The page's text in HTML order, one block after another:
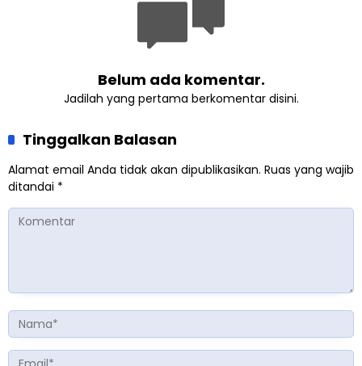
Belum ada komentar.
Jadilah yang pertama berkomentar disini.
Tinggalkan Balasan
Alamat email Anda tidak akan dipublikasikan. Ruas yang wajib
ditandai *